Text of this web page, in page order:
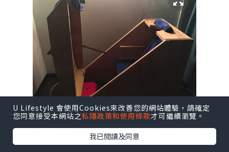
坐入蒸箱之後，可以將衣服拉低，令背部更好吸
收蒸氣。 蒸箱有兩個洞口供人伸手出來，所以在
蒸薰的過程内，大家可以玩玩手機或休息，就不
U Lifestyle 會使用Cookies來改善您的網站體驗，請確定
您同意接受本網站之私隱政策和使用條款才可繼續瀏覽。
我已閱讀及同意